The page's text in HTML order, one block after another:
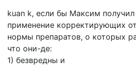
kuan k, если бы Максим
применение корректирующих
нормы препаратов, о которых
что они-де:
1) безвредны и